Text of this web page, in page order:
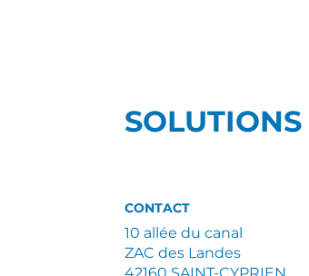
CONTACT
10 allée du canal
ZAC des Landes
42160 SAINT-CYPRIEN